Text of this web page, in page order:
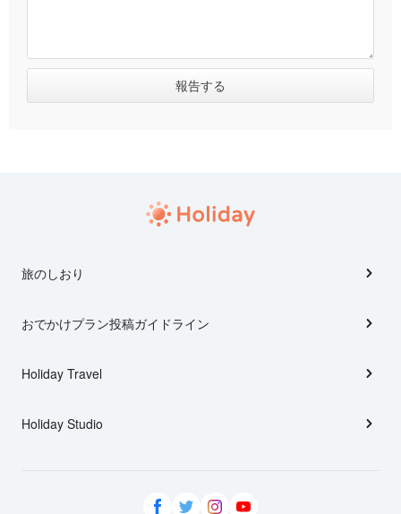
旅のしおり
おでかけプラン投稿ガイドライン
Holiday Travel
Holiday Studio